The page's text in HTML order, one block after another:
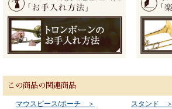
この商品の関連商品
マウスピース/ポーチ ＞
スタンド ＞